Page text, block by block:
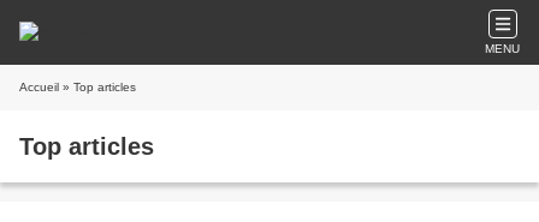
MENU
Accueil » Top articles
Top articles